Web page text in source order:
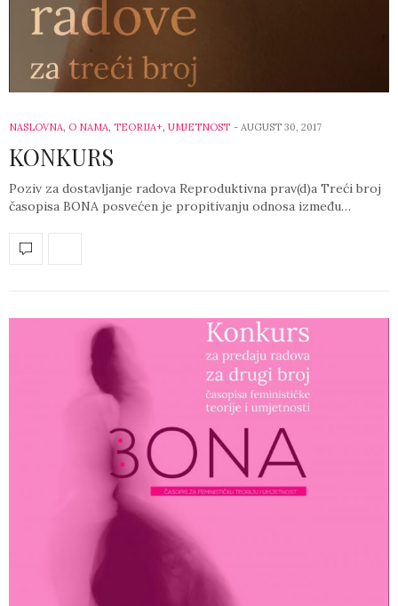
NASLOVNA, O NAMA, TEORIJA+, UMJETNOST - AUGUST 30, 2017
KONKURS
Poziv za dostavljanje radova Reproduktivna prav(d)a Treći broj
časopisa BONA posvećen je propitivanju odnosa između…